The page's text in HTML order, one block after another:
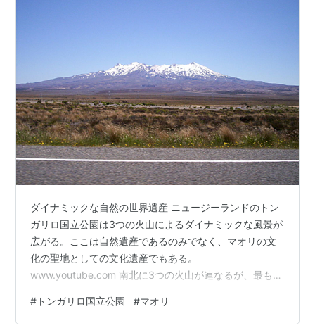
ダイナミックな自然の世界遺産 ニュージーランドのトン
ガリロ国立公園は3つの火山によるダイナミックな風景が
広がる。ここは自然遺産であるのみでなく、マオリの文
化の聖地としての文化遺産でもある。
www.youtube.com 南北に3つの火山が連なるが、最も北
る。火山灰や溶岩で覆われた山肌はまるで異世界であ
る。内側の壁が赤い火口はレッドクレーターと呼ばれ
# トンガリロ国立公園 #マオリ